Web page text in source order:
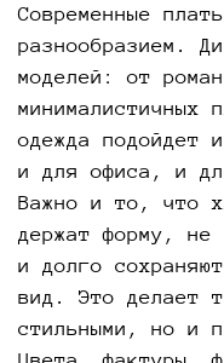
Современные
разнообразием.
моделей: от
минималистичных
одежда подойдет
и для офиса, и
Важно и то, что
держат форму, не
и долго
вид. Это делает
стильными, но и